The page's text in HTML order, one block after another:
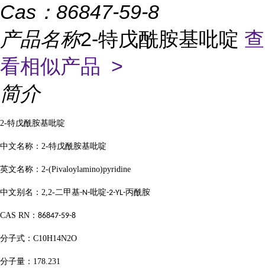
Cas： 86847-59-8
产品名称2-特戊酰胺基吡啶 查
看相似产品 >
简介
2-特戊酰胺基吡啶
中文名称： 2-特戊酰胺基吡啶
英文名称： 2-(Pivaloylamino)pyridine
中文别名： 2,2-二甲基-N-吡啶-2-YL-丙酰胺
CAS RN ： 86847-59-8
分子式： C10H14N2O
分子量： 178.231